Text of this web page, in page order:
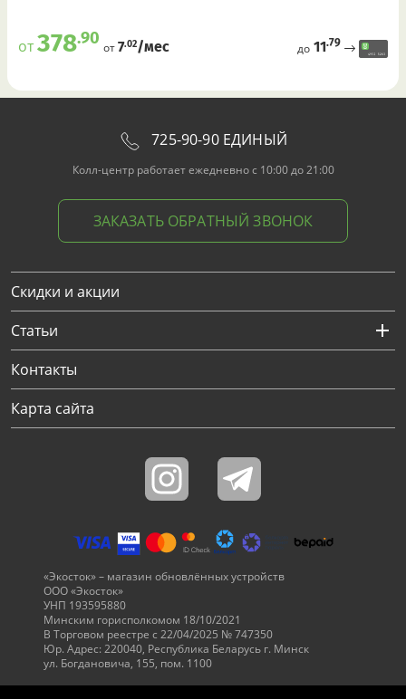
от378.90 от7.02/меc до 11.79
725-90-90 ЕДИНЫЙ
Колл-центр работает ежедневно с 10:00 до 21:00
ЗАКАЗАТЬ ОБРАТНЫЙ ЗВОНОК
Скидки и акции
Статьи
Контакты
Карта сайта
«Экосток» – магазин обновлённых устройств
ООО «Экосток»
УНП 193595880
Минским горисполкомом 18/10/2021
В Торговом реестре с 22/04/2025 № 747350
Юр. Адрес: 220040, Республика Беларусь г. Минск
ул. Богдановича, 155, пом. 1100